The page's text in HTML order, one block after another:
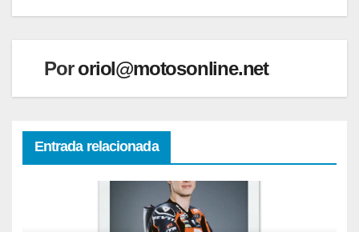
entradas
Pororiol@motosonline.net
Entrada relacionada